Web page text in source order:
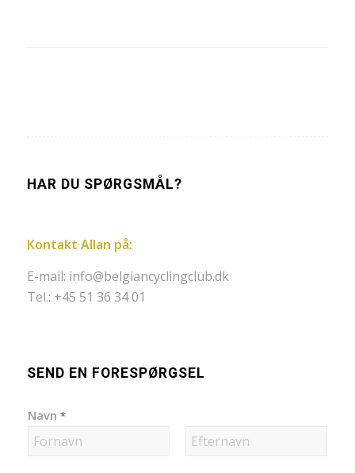
HAR DU SPØRGSMÅL?
Kontakt Allan på:
E-mail: info@belgiancyclingclub.dk
Tel.: +45 51 36 34 01
SEND EN FORESPØRGSEL
Navn *